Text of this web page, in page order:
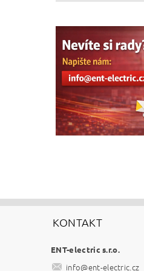
KONTAKT
ENT-electric s.r.o.
info@ent-electric.cz